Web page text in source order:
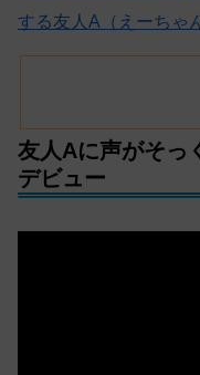
する友人A（えーちゃ
友人Aに声がそっ
デビュー